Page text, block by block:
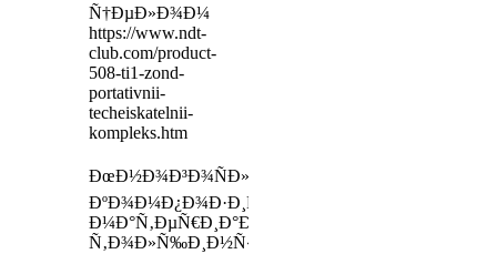
Ñ†ÐµÐ»Ð¾Ð¼
https://www.ndt-
club.com/product-
508-ti1-zond-
portativnii-
techeiskatelnii-
kompleks.htm
ÐœÐ½Ð¾Ð³Ð¾ÑÐ»Ð¾Ð¹Ð½Ñ‹Ð¹,
ÐºÐ¾Ð¼Ð¿Ð¾Ð·Ð¸Ñ‚Ð½Ñ‹Ð¹
Ð¼Ð°Ñ‚ÐµÑ€Ð¸Ð°Ð»:Â Ð¸Ð·Ð¼ÐµÑ€ÐµÐ½Ð¸Ðµ
Ñ‚Ð¾Ð»Ñ‰Ð¸Ð½Ñ‹